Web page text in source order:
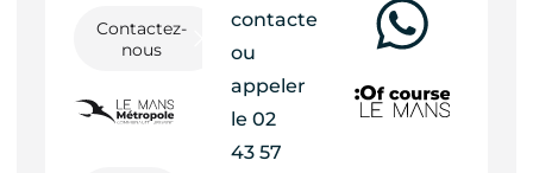
Contactez-
nous
contacter
ou
appeler
le02
43 57